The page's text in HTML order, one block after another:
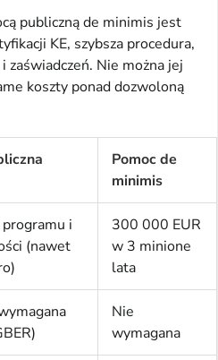
publiczną de minimis jest
KE, szybsza procedura,
zaświadczeń. Nie można jej
koszty ponad dozwoloną
Pomoc de
minimis
i
(nawet
300 000 EUR
w 3 minione
lata
Nie
wymagana